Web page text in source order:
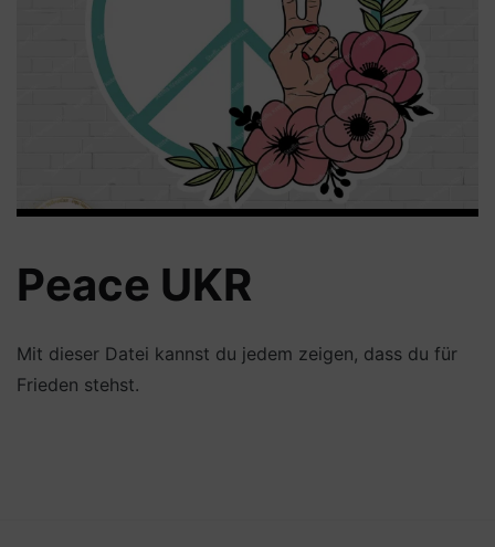
Peace UKR
Mit dieser Datei kannst du jedem zeigen, dass du für
Frieden stehst.